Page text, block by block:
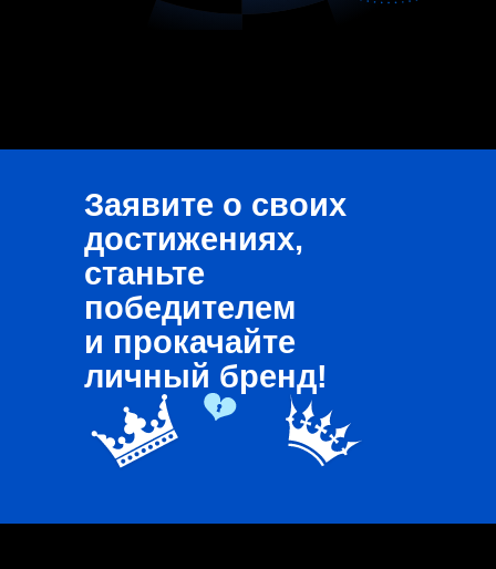
Заявите о своих
достижениях,
станьте
победителем
и прокачайте
личный бренд!